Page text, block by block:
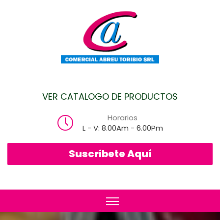
VER CATALOGO DE PRODUCTOS
Horarios
L - V: 8.00Am - 6.00Pm
Suscribete Aquí